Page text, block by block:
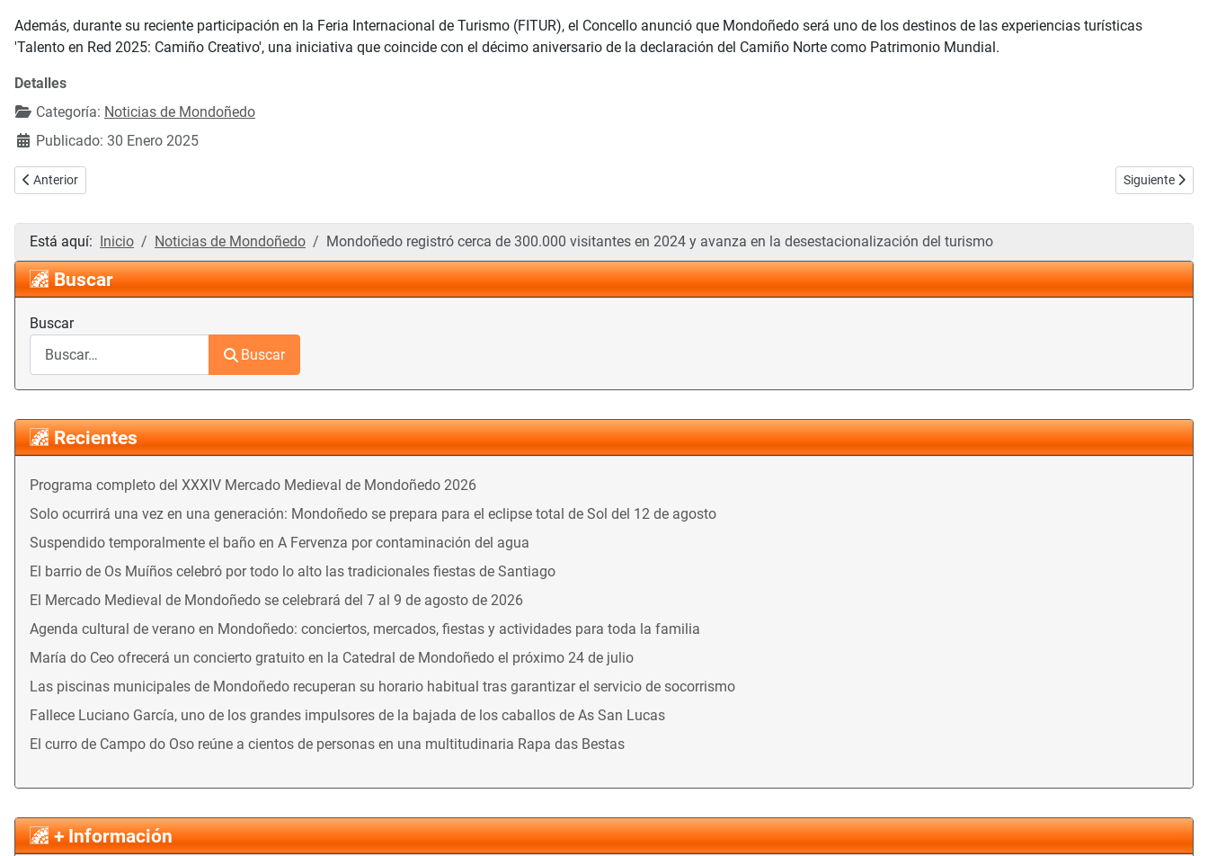
Además, durante su reciente participación en la Feria Internacional de Turismo (FITUR), el Concello anunció que Mondoñedo será uno de los destinos de las experiencias turísticas
'Talento en Red 2025: Camiño Creativo', una iniciativa que coincide con el décimo aniversario de la declaración del Camiño Norte como Patrimonio Mundial.
Detalles
Categoría: Noticias de Mondoñedo
Publicado: 30 Enero 2025
Artículo anterior: La Editorial Galaxia recibirá el reconocimiento como Cunqueiriana de Honra 2025
Anterior Artículo
Siguiente
Está aquí: Inicio Noticias de Mondoñedo Mondoñedo registró cerca de 300.000 visitantes en 2024 y avanza en la desestacionalización del turismo
Buscar
Buscar
Buscar
Recientes
Programa completo del XXXIV Mercado Medieval de Mondoñedo 2026
Solo ocurrirá una vez en una generación: Mondoñedo se prepara para el eclipse total de Sol del 12 de agosto
Suspendido temporalmente el baño en A Fervenza por contaminación del agua
El barrio de Os Muíños celebró por todo lo alto las tradicionales fiestas de Santiago
El Mercado Medieval de Mondoñedo se celebrará del 7 al 9 de agosto de 2026
Agenda cultural de verano en Mondoñedo: conciertos, mercados, fiestas y actividades para toda la familia
María do Ceo ofrecerá un concierto gratuito en la Catedral de Mondoñedo el próximo 24 de julio
Las piscinas municipales de Mondoñedo recuperan su horario habitual tras garantizar el servicio de socorrismo
Fallece Luciano García, uno de los grandes impulsores de la bajada de los caballos de As San Lucas
El curro de Campo do Oso reúne a cientos de personas en una multitudinaria Rapa das Bestas
+ Información